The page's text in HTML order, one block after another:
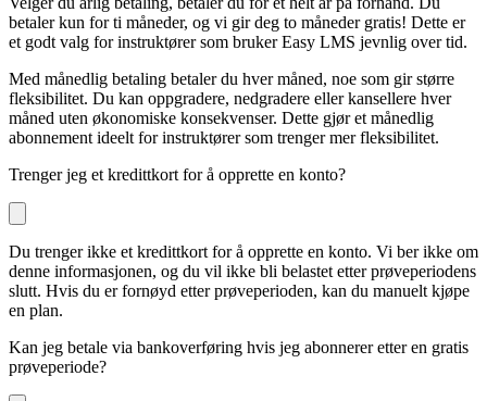
betaler kun for ti måneder, og vi gir deg to måneder gratis! Dette er
et godt valg for instruktører som bruker Easy LMS jevnlig over tid.
Med månedlig betaling betaler du hver måned, noe som gir større
fleksibilitet. Du kan oppgradere, nedgradere eller kansellere hver
måned uten økonomiske konsekvenser. Dette gjør et månedlig
abonnement ideelt for instruktører som trenger mer fleksibilitet.
Trenger jeg et kredittkort for å opprette en konto?
Du trenger ikke et kredittkort for å opprette en konto. Vi ber ikke om
denne informasjonen, og du vil ikke bli belastet etter prøveperiodens
slutt. Hvis du er fornøyd etter prøveperioden, kan du manuelt kjøpe
en plan.
Kan jeg betale via bankoverføring hvis jeg abonnerer etter en gratis
prøveperiode?